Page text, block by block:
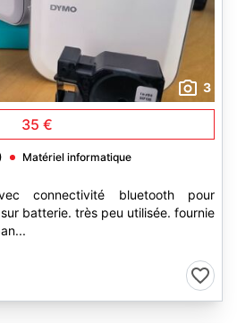
3
35 €
Matériel informatique
connectivité bluetooth pour
batterie. très peu utilisée. fournie